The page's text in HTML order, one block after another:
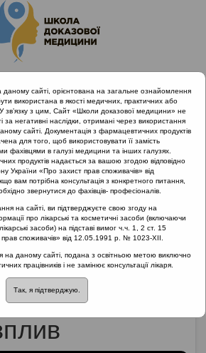
Ділео Фарма
та алергія: взаємозв'язок і
клуб:
та алергія:
і
даному сайті, орієнтована на загальне ознайомлення
використана в якості медичних, практичних або
зв’язку з цим, Сайт «Школи доказової медицини» не
за негативні наслідки, отримані через використання
сайті. Документація з фармацевтичних продуктів
для того, щоб використовувати її замість
фахівцями в галузі медицини та інших галузях.
продуктів надається за вашою згодою відповідно
України «Про захист прав споживачів» від
вам потрібна консультація з конкретного питання,
звернутися до фахівців- професіоналів.
на сайті, ви підтверджуєте свою згоду на
про лікарські та косметичні засоби (включаючи
засоби) на підставі вимог ч.ч. 1, 2 ст. 15
споживачів» від 12.05.1991 р. № 1023-XII.
на даному сайті, подана з освітньою метою виключно
працівників і не замінює консультації лікаря.
Так, я підтверджую.